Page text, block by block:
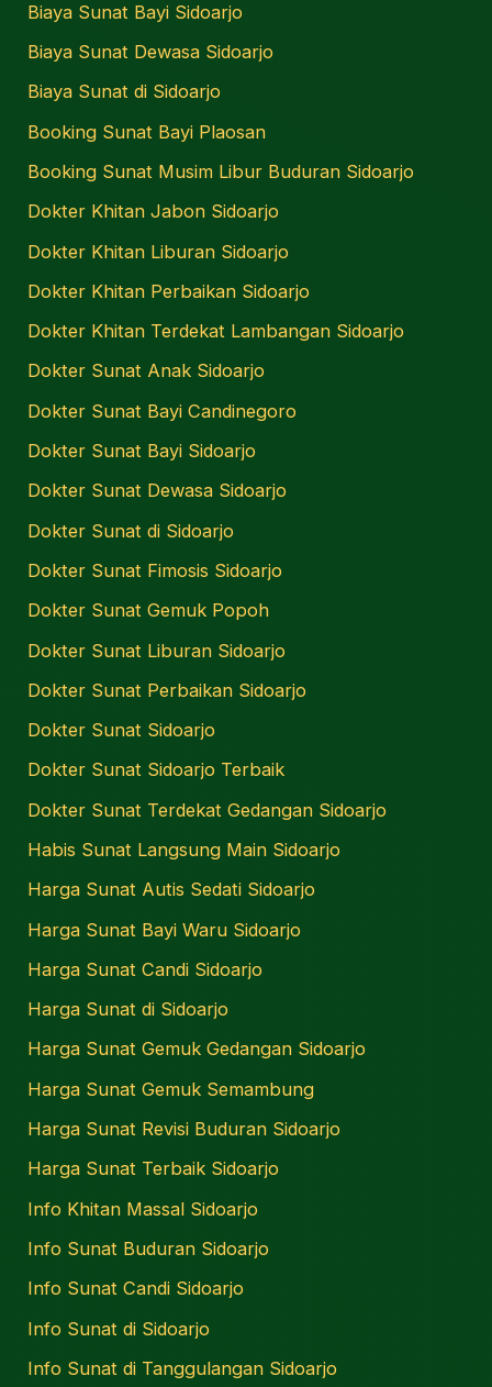
Biaya Sunat Bayi Sidoarjo
Biaya Sunat Dewasa Sidoarjo
Biaya Sunat di Sidoarjo
Booking Sunat Bayi Plaosan
Booking Sunat Musim Libur Buduran Sidoarjo
Dokter Khitan Jabon Sidoarjo
Dokter Khitan Liburan Sidoarjo
Dokter Khitan Perbaikan Sidoarjo
Dokter Khitan Terdekat Lambangan Sidoarjo
Dokter Sunat Anak Sidoarjo
Dokter Sunat Bayi Candinegoro
Dokter Sunat Bayi Sidoarjo
Dokter Sunat Dewasa Sidoarjo
Dokter Sunat di Sidoarjo
Dokter Sunat Fimosis Sidoarjo
Dokter Sunat Gemuk Popoh
Dokter Sunat Liburan Sidoarjo
Dokter Sunat Perbaikan Sidoarjo
Dokter Sunat Sidoarjo
Dokter Sunat Sidoarjo Terbaik
Dokter Sunat Terdekat Gedangan Sidoarjo
Habis Sunat Langsung Main Sidoarjo
Harga Sunat Autis Sedati Sidoarjo
Harga Sunat Bayi Waru Sidoarjo
Harga Sunat Candi Sidoarjo
Harga Sunat di Sidoarjo
Harga Sunat Gemuk Gedangan Sidoarjo
Harga Sunat Gemuk Semambung
Harga Sunat Revisi Buduran Sidoarjo
Harga Sunat Terbaik Sidoarjo
Info Khitan Massal Sidoarjo
Info Sunat Buduran Sidoarjo
Info Sunat Candi Sidoarjo
Info Sunat di Sidoarjo
Info Sunat di Tanggulangan Sidoarjo